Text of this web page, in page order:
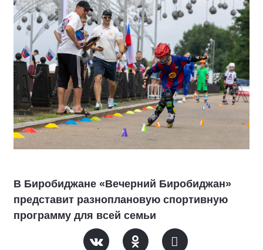
В Биробиджане «Вечерний Биробиджан»
представит разноплановую спортивную
программу для всей семьи